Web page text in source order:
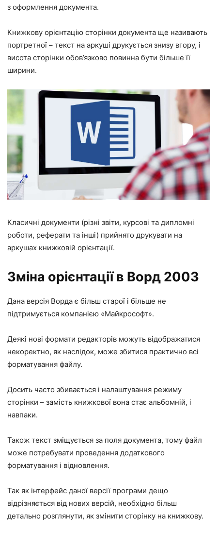
з оформлення документа.
Книжкову орієнтацію сторінки документа ще називають
портретної – текст на аркуші друкується знизу вгору, і
висота сторінки обов’язково повинна бути більше її
ширини.
Класичні документи (різні звіти, курсові та дипломні
роботи, реферати та інші) прийнято друкувати на
аркушах книжковій орієнтації.
Зміна орієнтації в Ворд 2003
Дана версія Ворда є більш старої і більше не
підтримується компанією «Майкрософт».
Деякі нові формати редакторів можуть відображатися
некоректно, як наслідок, може збитися практично всі
форматування файлу.
Досить часто збивається і налаштування режиму
сторінки – замість книжкової вона стає альбомній, і
навпаки.
Також текст зміщується за поля документа, тому файл
може потребувати проведення додаткового
форматування і відновлення.
Так як інтерфейс даної версії програми дещо
відрізняється від нових версій, необхідно більш
детально розглянути, як змінити сторінку на книжкову.